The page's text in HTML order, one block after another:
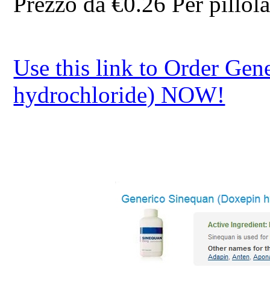
Use this link to Order
hydrochloride) NOW!